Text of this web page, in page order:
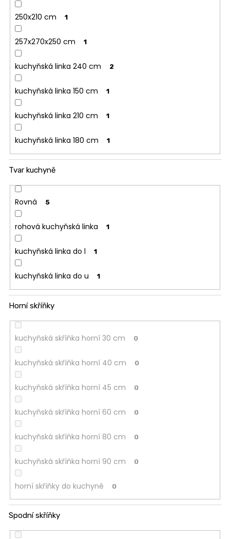
250x210 cm 1
257x270x250 cm 1
kuchyňská linka 240 cm 2
kuchyňská linka 150 cm 1
kuchyňská linka 210 cm 1
kuchyňská linka 180 cm 1
Tvar kuchyně
Rovná 5
rohová kuchyňská linka 1
kuchyňská linka do l 1
kuchyňská linka do u 1
Horní skříňky
kuchyňská skříňka horní 30 cm 0
kuchyňská skříňka horní 40 cm 0
kuchyňská skříňka horní 45 cm 0
kuchyňská skříňka horní 60 cm 0
kuchyňská skříňka horní 80 cm 0
kuchyňská skříňka horní 90 cm 0
horní skříňky do kuchyně 0
Spodní skříňky